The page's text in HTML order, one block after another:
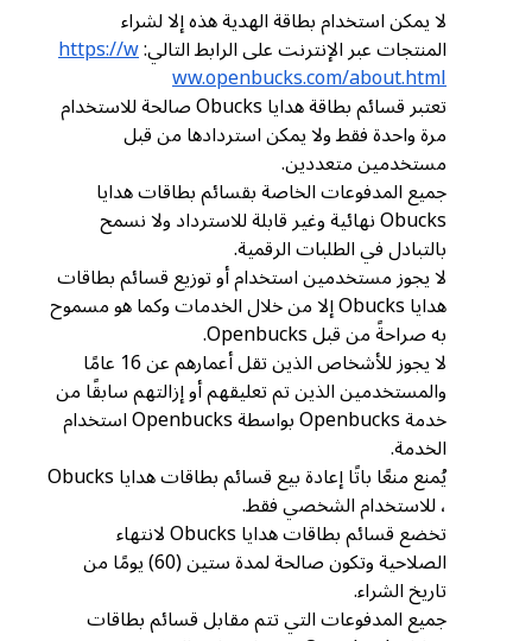
لا يمكن استخدام بطاقة الهدية هذه إلا لشراء
المنتجات عبر الإنترنت على الرابط التالي:https://w
ww.openbucks.com/about.html
تعتبر قسائم بطاقة هدايا Obucks صالحة للاستخدام
مرة واحدة فقط ولا يمكن استردادها من قبل
مستخدمين متعددين.
جميع المدفوعات الخاصة بقسائم بطاقات هدايا
Obucks نهائية وغير قابلة للاسترداد ولا نسمح
بالتبادل في الطلبات الرقمية.
لا يجوز مستخدمين استخدام أو توزيع قسائم بطاقات
هدايا Obucks إلا من خلال الخدمات وكما هو مسموح
به صراحةً من قبل Openbucks.
لا يجوز للأشخاص الذين تقل أعمارهم عن 16 عامًا
والمستخدمين الذين تم تعليقهم أو إزالتهم سابقًا من
خدمة Openbucks بواسطة Openbucks استخدام
الخدمة.
يُمنع منعًا باتًا إعادة بيع قسائم بطاقات هدايا Obucks
، للاستخدام الشخصي فقط.
تخضع قسائم بطاقات هدايا Obucks لانتهاء
الصلاحية وتكون صالحة لمدة ستين (60) يومًا من
تاريخ الشراء.
جميع المدفوعات التي تتم مقابل قسائم بطاقات